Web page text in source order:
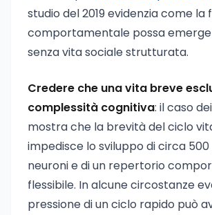
studio del 2019 evidenzia come la
comportamentale possa
senza vita sociale strutturata.
Credere che una vita breve
complessità cognitiva: il caso
mostra che la brevità del ciclo
impedisce lo sviluppo di circa 500
neuroni e di un repertorio
flessibile. In alcune circostanze
pressione di un ciclo rapido può